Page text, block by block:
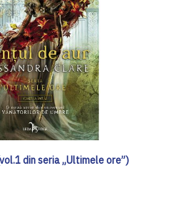
din seria „Ultimele ore”)